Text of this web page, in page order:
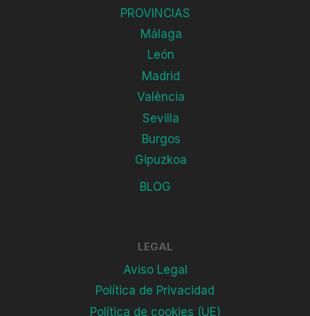
PROVINCIAS
Málaga
León
Madrid
València
Sevilla
Burgos
Gipuzkoa
BLOG
LEGAL
Aviso Legal
Política de Privacidad
Política de cookies (UE)